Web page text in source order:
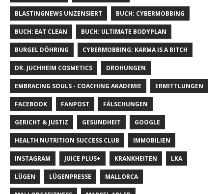
BLASTINGNEWS UNZENSIERT BUCH: CYBERMOBBING
BUCH: EAT CLEAN BUCH: ULTIMATE BODYPLAN
BURGEL DÖHRING CYBERMOBBING: KARMA IS A BITCH
DR. JUCHHEIM COSMETICS DROHUNGEN
EMBRACING SOULS - COACHING AKADEMIE ERMITTLUNGEN
FACEBOOK FANPOST FÄLSCHUNGEN
GERICHT & JUSTIZ GESUNDHEIT GOOGLE
HEALTH NUTRITION SUCCESS CLUB IMMOBILIEN
INSTAGRAM JUICE PLUS+ KRANKHEITEN LKA
LÜGEN LÜGENPRESSE MALLORCA